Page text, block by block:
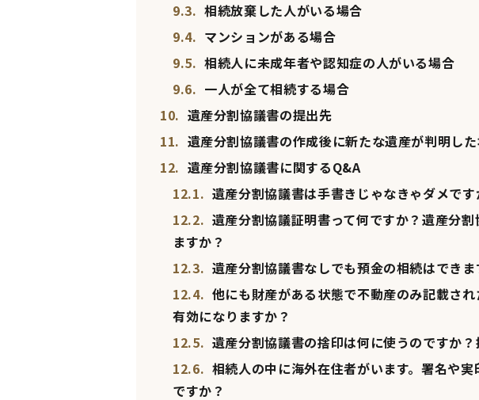
9.3. 相続放棄した人がいる場合
9.4. マンションがある場合
9.5. 相続人に未成年者や認知症の人がいる場合
9.6. 一人が全て相続する場合
10. 遺産分割協議書の提出先
11. 遺産分割協議書の作成後に新たな遺産が判明し
12. 遺産分割協議書に関するQ&A
12.1. 遺産分割協議書は手書きじゃなきゃダメです
12.2. 遺産分割協議証明書って何ですか？遺産分
ますか？
12.3. 遺産分割協議書なしでも預金の相続はできま
12.4. 他にも財産がある状態で不動産のみ記載さ
有効になりますか？
12.5. 遺産分割協議書の捨印は何に使うのですか
12.6. 相続人の中に海外在住者がいます。署名や
ですか？